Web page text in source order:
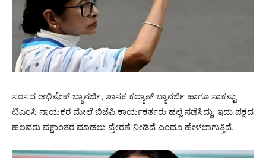
ಸಂಸದ ಅಭಿಷೇಕ್ ಬ್ಯಾನರ್ಜಿ, ಶಾಸಕ ಕಲ್ಯಾಣ್ ಬ್ಯಾನರ್ಜಿ ಹಾಗೂ ಸಾಕಷ್ಟು
ಟಿಎಂಸಿ ನಾಯಕರ ಮೇಲೆ ಬಿಜೆಪಿ ಕಾರ್ಯಕರ್ತರು ಹಲ್ಲೆ ನಡೆಸಿದ್ದು, ಇದು ಪಕ್ಷದ
ಹಲವರು ಪಕ್ಷಾಂತರ ಮಾಡಲು ಪ್ರೇರಣೆ ನೀಡಿದೆ ಎಂದೂ ಹೇಳಲಾಗುತ್ತಿದೆ.